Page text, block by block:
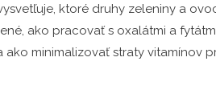
ktoré druhy zeleniny a
ako pracovať s oxalátmi a
ako minimalizovať straty vitamínov